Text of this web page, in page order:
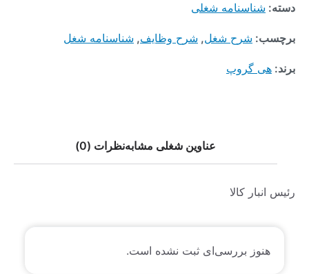
دسته: شناسنامه شغلی
برچسب: شرح شغل, شرح وظایف, شناسنامه شغل
برند: هی گروپ
عناوین شغلی مشابهنظرات (0)
رئیس انبار کالا
هنوز بررسی‌ای ثبت نشده است.